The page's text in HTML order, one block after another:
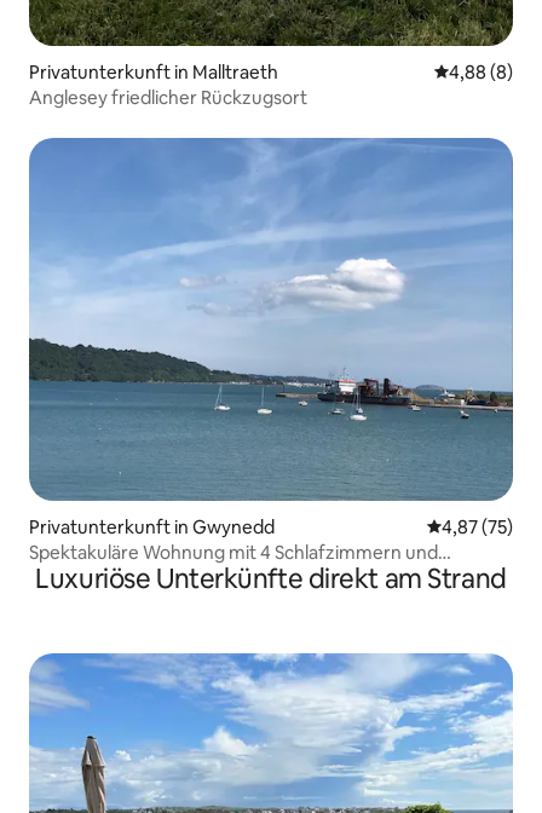
Privatunterkunft in Malltraeth
4,88 (8)
Anglesey friedlicher Rückzugsort
Privatunterkunft in Gwynedd
4,87 (75)
Spektakuläre Wohnung mit 4 Schlafzimmern und
Meerblick
Luxuriöse Unterkünfte direkt am Strand